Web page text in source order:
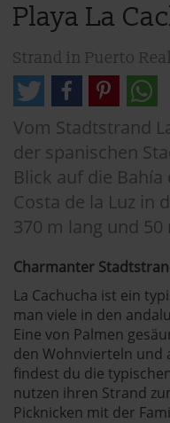
Playa La
Strand in Puerto
Vom Stadtstrand
der spanischen
Blick auf die Bahía
Costa de la Luz in
370 m lang und 50
Charmanter
La Cachucha ist ein
man viele in den
Eine von Palmen
den Wohnvierteln und
findest du die
nutzen ihren Strand
Picknicken mit der